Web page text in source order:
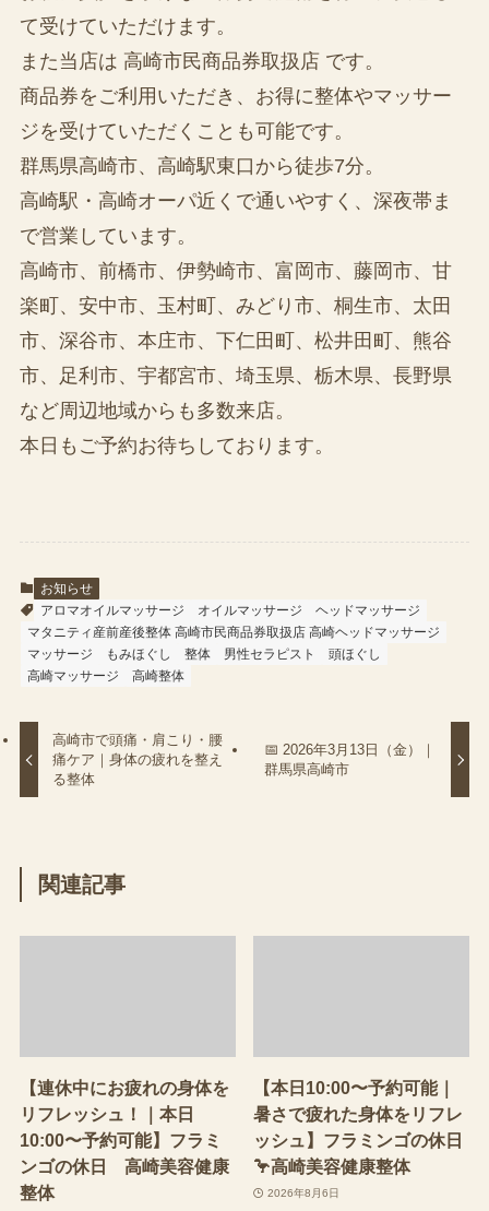
て受けていただけます。
また当店は 高崎市民商品券取扱店 です。
商品券をご利用いただき、お得に整体やマッサー
ジを受けていただくことも可能です。
群馬県高崎市、高崎駅東口から徒歩7分。
高崎駅・高崎オーパ近くで通いやすく、深夜帯ま
で営業しています。
高崎市、前橋市、伊勢崎市、富岡市、藤岡市、甘
楽町、安中市、玉村町、みどり市、桐生市、太田
市、深谷市、本庄市、下仁田町、松井田町、熊谷
市、足利市、宇都宮市、埼玉県、栃木県、長野県
など周辺地域からも多数来店。
本日もご予約お待ちしております。
お知らせ
アロマオイルマッサージ
オイルマッサージ
ヘッドマッサージ
マタニティ産前産後整体 高崎市民商品券取扱店 高崎ヘッドマッサージ
マッサージ
もみほぐし 整体 男性セラピスト
頭ほぐし
高崎マッサージ
高崎整体
高崎市で頭痛・肩こり・腰
痛ケア｜身体の疲れを整え
る整体
📅 2026年3月13日（金）｜
群馬県高崎市
関連記事
【連休中にお疲れの身体を
リフレッシュ！｜本日
10:00〜予約可能】フラミ
ンゴの休日 高崎美容健康
整体
【本日10:00〜予約可能｜
暑さで疲れた身体をリフレ
ッシュ】フラミンゴの休日
🦩高崎美容健康整体
2026年8月6日